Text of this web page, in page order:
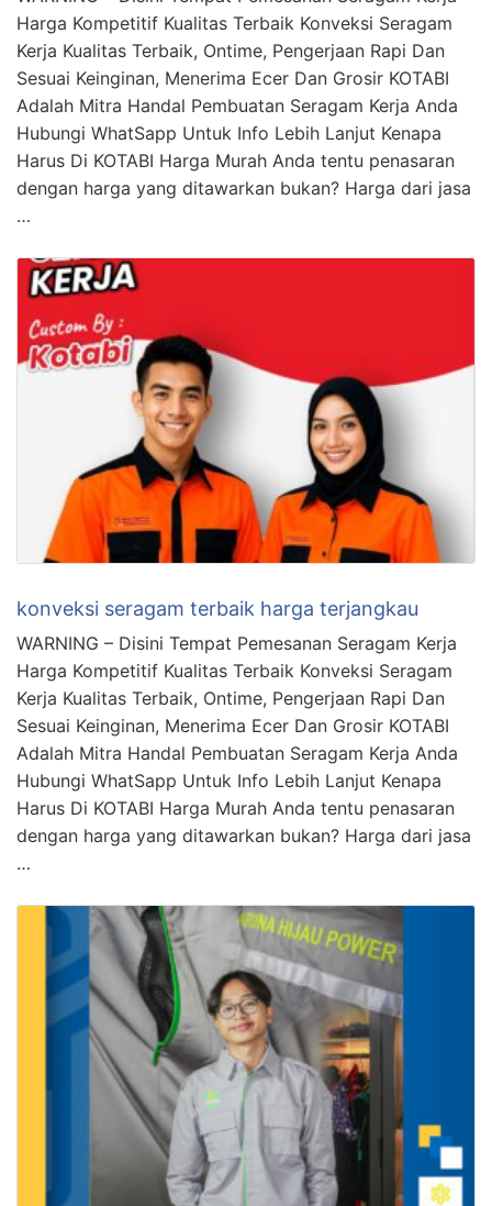
Harga Kompetitif Kualitas Terbaik Konveksi Seragam
Kerja Kualitas Terbaik, Ontime, Pengerjaan Rapi Dan
Sesuai Keinginan, Menerima Ecer Dan Grosir KOTABI
Adalah Mitra Handal Pembuatan Seragam Kerja Anda
Hubungi WhatSapp Untuk Info Lebih Lanjut Kenapa
Harus Di KOTABI Harga Murah Anda tentu penasaran
dengan harga yang ditawarkan bukan? Harga dari jasa
…
konveksi seragam terbaik harga terjangkau
WARNING – Disini Tempat Pemesanan Seragam Kerja
Harga Kompetitif Kualitas Terbaik Konveksi Seragam
Kerja Kualitas Terbaik, Ontime, Pengerjaan Rapi Dan
Sesuai Keinginan, Menerima Ecer Dan Grosir KOTABI
Adalah Mitra Handal Pembuatan Seragam Kerja Anda
Hubungi WhatSapp Untuk Info Lebih Lanjut Kenapa
Harus Di KOTABI Harga Murah Anda tentu penasaran
dengan harga yang ditawarkan bukan? Harga dari jasa
…